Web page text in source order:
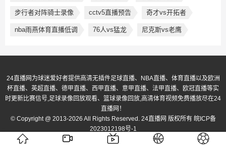
步行者对阵骑士录像 cctv5直播预告 奇才vs开拓者
nba雨燕体育直播低调 76人vs猛龙 尼克斯vs老鹰
24直播网为球迷爱好者提供高清无插件足球直播、NBA直播、体育直播以及欧洲
杯直播、英超直播、德甲直播、西甲直播、意甲直播、法甲直播、欧冠直播等实
时更新比赛信号,足球录像回放观看、篮球录像回放,高清体育视频免费播放尽在24
直播网！
© Copyright @ 2013-2026 All Rights Reserved. 24直播网 版权所有 皖ICP备
2023012198号-1